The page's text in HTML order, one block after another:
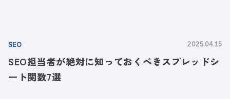
SEO 2025.04.15
SEO担当者が絶対に知っておくべきスプレッドシ
ート関数7選